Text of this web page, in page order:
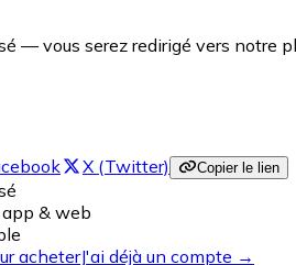
— vous serez redirigé vers notre
X (Twitter) Copier le lien
& web
acheterJ'ai déjà un compte →